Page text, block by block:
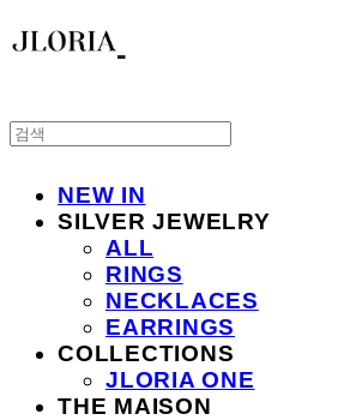
NEW IN
SILVER JEWELRY
ALL
RINGS
NECKLACES
EARRINGS
COLLECTIONS
JLORIA ONE
THE MAISON